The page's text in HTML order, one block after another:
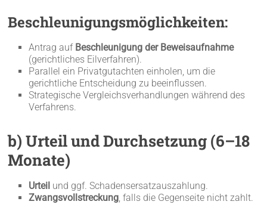
Beschleunigungsmöglichkeiten:
Antrag auf Beschleunigung der Beweisaufnahme
(gerichtliches Eilverfahren).
Parallel ein Privatgutachten einholen, um die
gerichtliche Entscheidung zu beeinflussen.
Strategische Vergleichsverhandlungen während des
Verfahrens.
b) Urteil und Durchsetzung (6–18
Monate)
Urteil und ggf. Schadensersatzauszahlung.
Zwangsvollstreckung , falls die Gegenseite nicht zahlt.